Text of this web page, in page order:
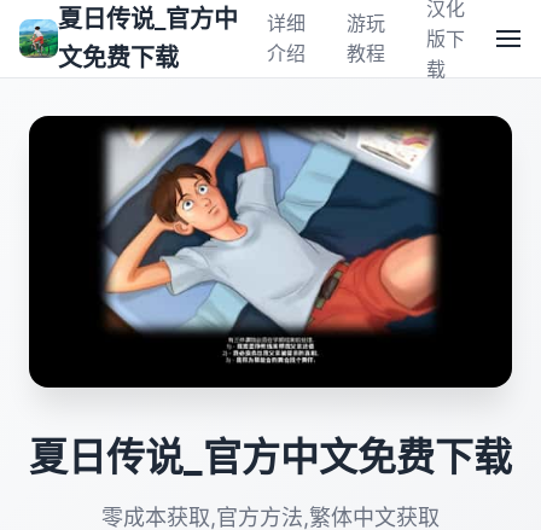
夏日传说_官方中
文免费下载
详细
介绍
游玩
教程
汉化
版下
载
夏日传说_官方中文免费下载
零成本获取,官方方法,繁体中文获取